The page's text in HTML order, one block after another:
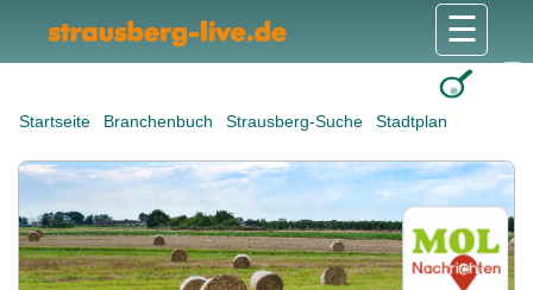
Startseite Branchenbuch Strausberg-Suche Stadtplan
☰